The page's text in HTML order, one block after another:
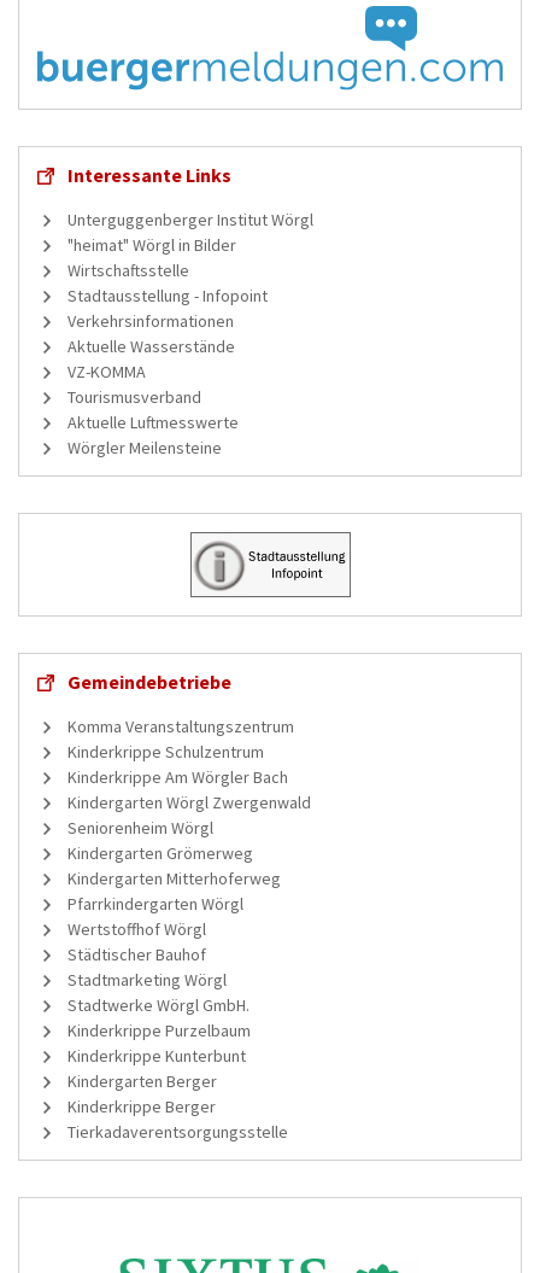
Interessante Links
Unterguggenberger Institut Wörgl
"heimat" Wörgl in Bilder
Wirtschaftsstelle
Stadtausstellung - Infopoint
Verkehrsinformationen
Aktuelle Wasserstände
VZ-KOMMA
Tourismusverband
Aktuelle Luftmesswerte
Wörgler Meilensteine
Gemeindebetriebe
Komma Veranstaltungszentrum
Kinderkrippe Schulzentrum
Kinderkrippe Am Wörgler Bach
Kindergarten Wörgl Zwergenwald
Seniorenheim Wörgl
Kindergarten Grömerweg
Kindergarten Mitterhoferweg
Pfarrkindergarten Wörgl
Wertstoffhof Wörgl
Städtischer Bauhof
Stadtmarketing Wörgl
Stadtwerke Wörgl GmbH.
Kinderkrippe Purzelbaum
Kinderkrippe Kunterbunt
Kindergarten Berger
Kinderkrippe Berger
Tierkadaverentsorgungsstelle